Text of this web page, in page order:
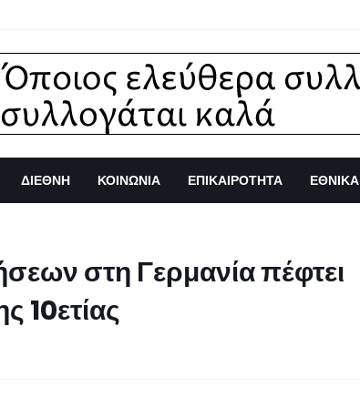
ΔΙΕΘΝΗ ΚΟΙΝΩΝΙΑ ΕΠΙΚΑΙΡΟΤΗΤΑ ΕΘΝΙΚΑ
στη Γερμανία πέφτει
10ετίας